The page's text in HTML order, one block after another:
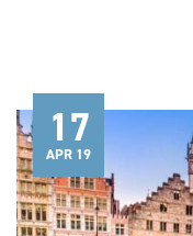
17
APR 19